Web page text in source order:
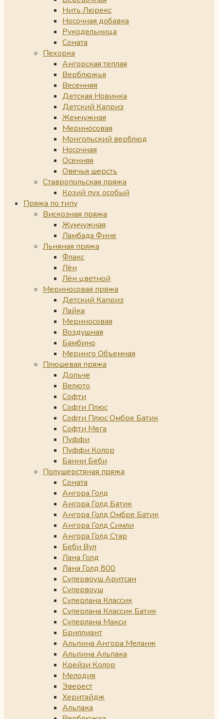
Нить Люрекс
Носочная добавка
Рукодельница
Соната
Пехорка
Ангорская теплая
Верблюжья
Весенняя
Детская Новинка
Детский Каприз
Жемчужная
Мериносовая
Монгольский верблюд
Носочная
Осенняя
Овечья шерсть
Ставропольская пряжа
Козий пух особый
Пряжа по типу
Вискозная пряжа
Жумчужная
Ламбада Фине
Льняная пряжа
Флакс
Лён
Лён цветной
Мериносовая пряжа
Детский Каприз
Лайка
Мериносовая
Воздушная
Бамбино
Меринго Объемная
Плюшевая пряжа
Дольче
Велюто
Софти
Софти Плюс
Софти Плюс Омбре Батик
Софти Мега
Пуффи
Пуффи Колор
Банни Беби
Полушерстяная пряжа
Соната
Ангора Голд
Ангора Голд Батик
Ангора Голд Омбре Батик
Ангора Голд Симли
Ангора Голд Стар
Беби Вул
Лана Голд
Лана Голд 800
Супервоуш Аритсан
Супервоуш
Суперлана Классик
Суперлана Классик Батик
Суперлана Макси
Бриллиант
Альпина Ангора Меланж
Альпина Альпака
Крейзи Колор
Мелодия
Эверест
Херитайдж
Альпака